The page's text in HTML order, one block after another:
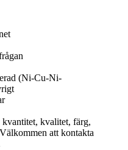
(Ni-Cu-Ni-
kvantitet, kvalitet, färg,
att kontakta